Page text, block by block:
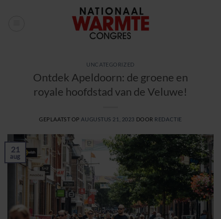
UNCATEGORIZED
Ontdek Apeldoorn: de groene en
royale hoofdstad van de Veluwe!
GEPLAATST OP AUGUSTUS 21, 2023 DOOR REDACTIE
21
aug